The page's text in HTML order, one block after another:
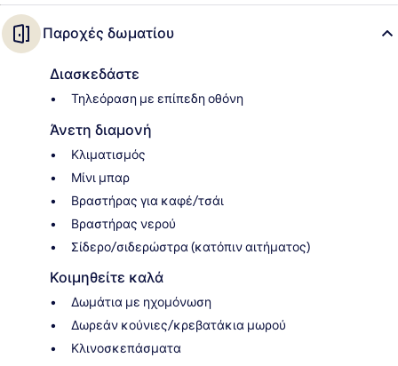
Παροχές δωματίου
Διασκεδάστε
Τηλεόραση με επίπεδη οθόνη
Άνετη διαμονή
Κλιματισμός
Μίνι μπαρ
Βραστήρας για καφέ/τσάι
Βραστήρας νερού
Σίδερο/σιδερώστρα (κατόπιν αιτήματος)
Κοιμηθείτε καλά
Δωμάτια με ηχομόνωση
Δωρεάν κούνιες/κρεβατάκια μωρού
Κλινοσκεπάσματα